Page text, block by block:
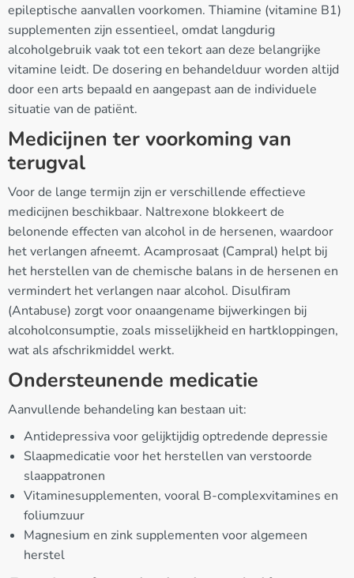
epileptische aanvallen voorkomen. Thiamine (vitamine B1)
supplementen zijn essentieel, omdat langdurig
alcoholgebruik vaak tot een tekort aan deze belangrijke
vitamine leidt. De dosering en behandelduur worden altijd
door een arts bepaald en aangepast aan de individuele
situatie van de patiënt.
Medicijnen ter voorkoming van
terugval
Voor de lange termijn zijn er verschillende effectieve
medicijnen beschikbaar. Naltrexone blokkeert de
belonende effecten van alcohol in de hersenen, waardoor
het verlangen afneemt. Acamprosaat (Campral) helpt bij
het herstellen van de chemische balans in de hersenen en
vermindert het verlangen naar alcohol. Disulfiram
(Antabuse) zorgt voor onaangename bijwerkingen bij
alcoholconsumptie, zoals misselijkheid en hartkloppingen,
wat als afschrikmiddel werkt.
Ondersteunende medicatie
Aanvullende behandeling kan bestaan uit:
Antidepressiva voor gelijktijdig optredende depressie
Slaapmedicatie voor het herstellen van verstoorde
slaappatronen
Vitaminesupplementen, vooral B-complexvitamines en
foliumzuur
Magnesium en zink supplementen voor algemeen
herstel